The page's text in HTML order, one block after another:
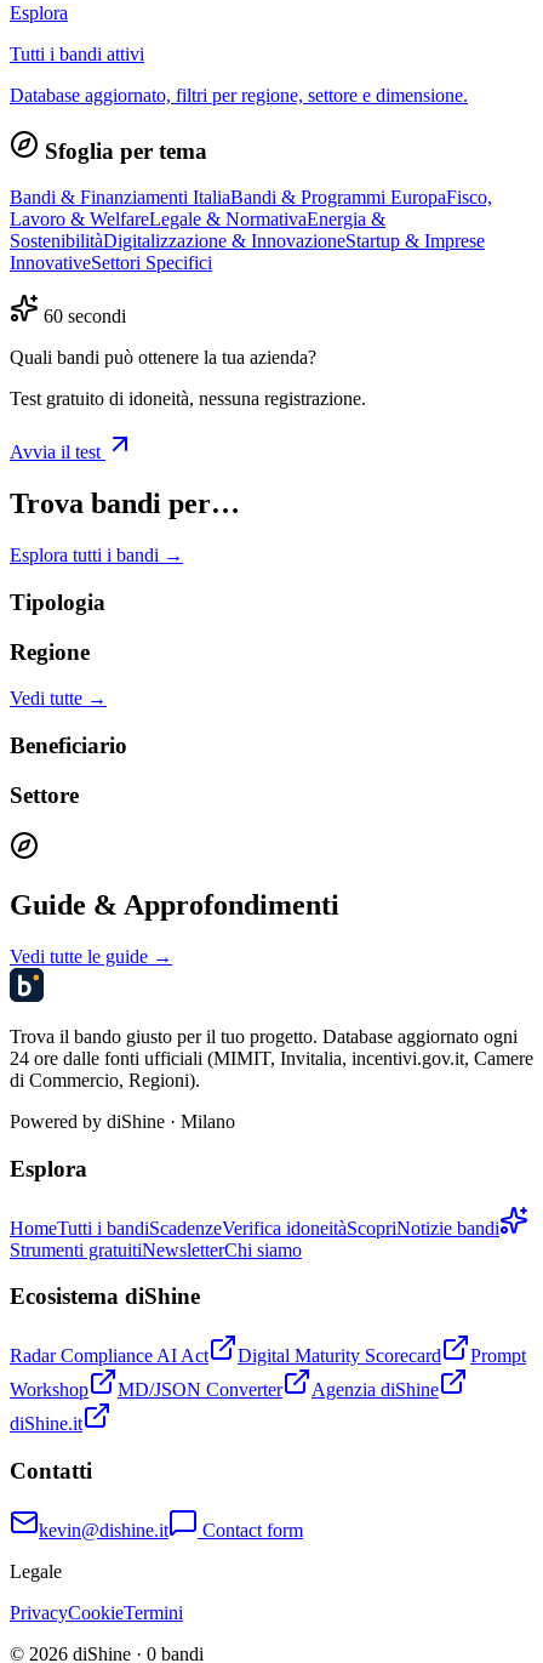
Esplora
Tutti i bandi attivi
Database aggiornato, filtri per regione, settore e dimensione.
Sfoglia per tema
Bandi & Finanziamenti ItaliaBandi & Programmi EuropaFisco,
Lavoro & WelfareLegale & NormativaEnergia &
SostenibilitàDigitalizzazione & InnovazioneStartup & Imprese
InnovativeSettori Specifici
60 secondi
Quali bandi può ottenere la tua azienda?
Test gratuito di idoneità, nessuna registrazione.
Avvia il test
Trova bandi per…
Esplora tutti i bandi →
Tipologia
Regione
Vedi tutte →
Beneficiario
Settore
Guide & Approfondimenti
Vedi tutte le guide →
Trova il bando giusto per il tuo progetto. Database aggiornato ogni
24 ore dalle fonti ufficiali (MIMIT, Invitalia, incentivi.gov.it, Camere
di Commercio, Regioni).
Powered by diShine · Milano
Esplora
HomeTutti i bandiScadenzeVerifica idoneitàScopriNotizie bandi
Strumenti gratuitiNewsletterChi siamo
Ecosistema diShine
Radar Compliance AI Act Digital Maturity Scorecard
Prompt
Workshop
MD/JSON Converter
Agenzia diShine
diShine.it
Contatti
kevin@dishine.it
Contact form
Legale
PrivacyCookieTermini
© 2026 diShine · 0 bandi